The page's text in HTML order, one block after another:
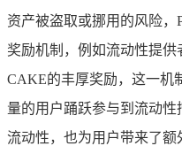
资产被盗取或挪用的风险，
奖励机制，例如流动性提
CAKE的丰厚奖励，这一机
量的用户踊跃参与到流动
流动性，也为用户带来了